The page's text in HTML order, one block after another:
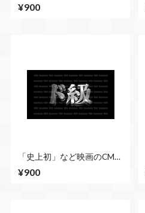
種類 No.3 青
¥900
「史上初」など映画のCM風
５種類 No.2 シルバー
¥900